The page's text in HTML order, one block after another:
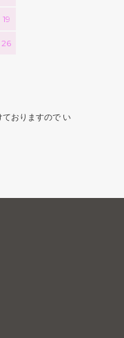
19
26
おりますので い